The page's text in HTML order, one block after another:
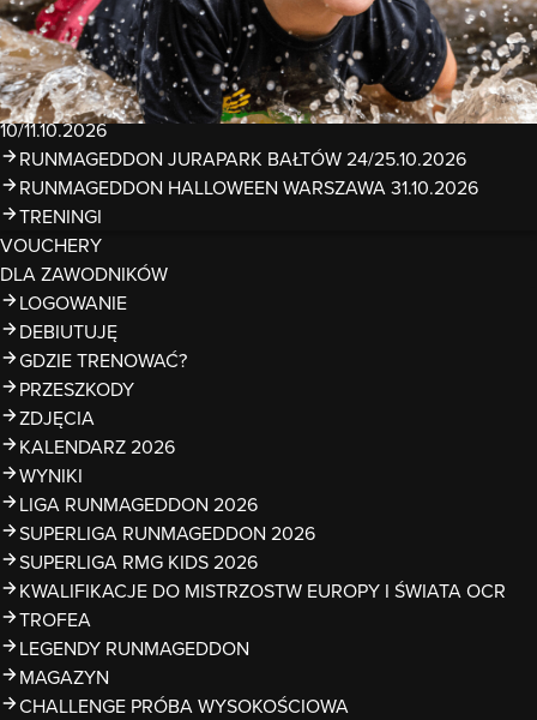
RUNMAGEDDON KIDS: DEMO WARSZAWA 24/26.09.2026
RUNMAGEDDON WROCŁAW KOPALNIA ROLANTOWICE
26/27.09.2026
RUNMAGEDDON WARSZAWA TWIERDZA MODLIN
10/11.10.2026
RUNMAGEDDON JURAPARK BAŁTÓW 24/25.10.2026
RUNMAGEDDON HALLOWEEN WARSZAWA 31.10.2026
TRENINGI
VOUCHERY
DLA ZAWODNIKÓW
LOGOWANIE
DEBIUTUJĘ
GDZIE TRENOWAĆ?
PRZESZKODY
ZDJĘCIA
KALENDARZ 2026
WYNIKI
LIGA RUNMAGEDDON 2026
SUPERLIGA RUNMAGEDDON 2026
SUPERLIGA RMG KIDS 2026
KWALIFIKACJE DO MISTRZOSTW EUROPY I ŚWIATA OCR
TROFEA
LEGENDY RUNMAGEDDON
MAGAZYN
CHALLENGE PRÓBA WYSOKOŚCIOWA